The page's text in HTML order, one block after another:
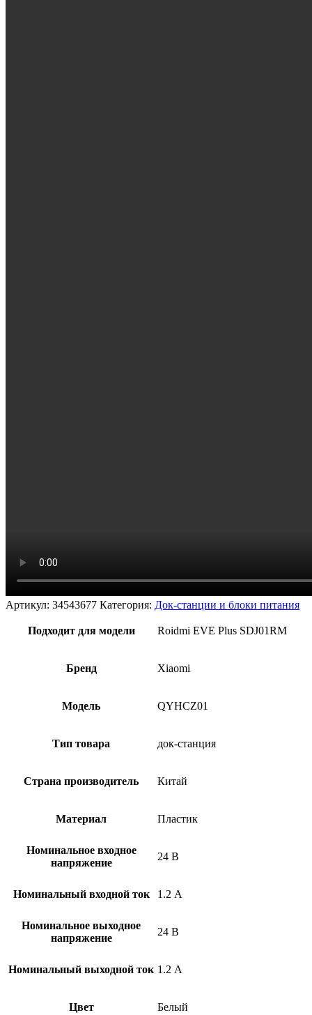
Артикул: 34543677 Категория: Док-станции и блоки питания
Подходит для модели Roidmi EVE Plus SDJ01RM
Бренд Xiaomi
Модель QYHCZ01
Тип товара док-станция
Страна производитель Китай
Материал Пластик
Номинальное входное
напряжение
24 В
Номинальный входной ток 1.2 А
Номинальное выходное
напряжение
24 В
Номинальный выходной ток 1.2 А
Цвет Белый